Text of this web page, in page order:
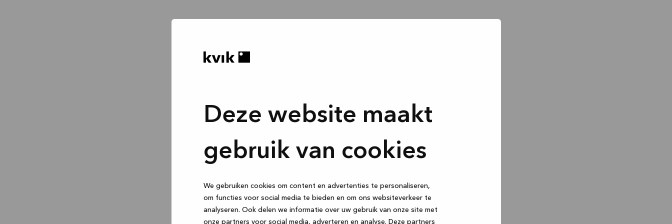
Deze website maakt
gebruik van cookies
We gebruiken cookies om content en advertenties te personaliseren,
om functies voor social media te bieden en om ons websiteverkeer te
analyseren. Ook delen we informatie over uw gebruik van onze site met
onze partners voor social media, adverteren en analyse. Deze partners